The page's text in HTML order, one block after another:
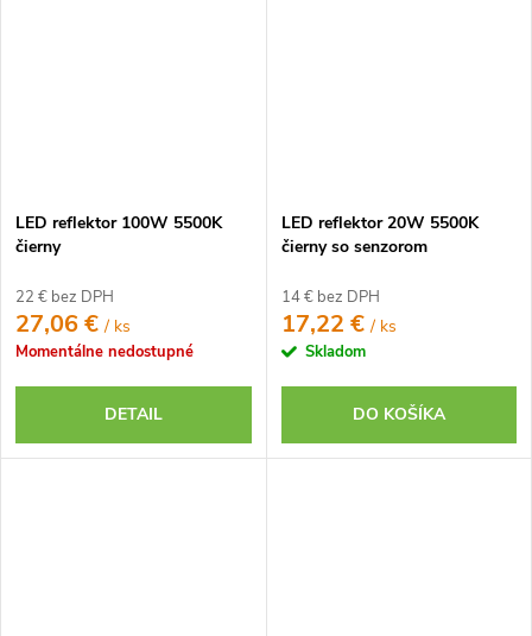
LED reflektor 100W 5500K
čierny
22 € bez DPH
27,06 €/ ks
Momentálne nedostupné
DETAIL
LED reflektor 20W 5500K
čierny so senzorom
14 € bez DPH
17,22 €/ ks
Skladom
DO KOŠÍKA